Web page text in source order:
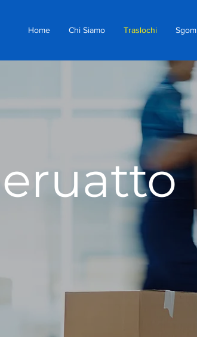
Home Chi Siamo Traslochi